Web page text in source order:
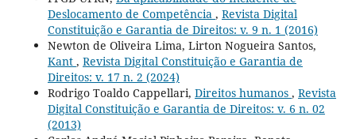
Deslocamento de Competência , Revista Digital
Constituição e Garantia de Direitos: v. 9 n. 1 (2016)
Newton de Oliveira Lima, Lirton Nogueira Santos,
Kant , Revista Digital Constituição e Garantia de
Direitos: v. 17 n. 2 (2024)
Rodrigo Toaldo Cappellari, Direitos humanos , Revista
Digital Constituição e Garantia de Direitos: v. 6 n. 02
(2013)